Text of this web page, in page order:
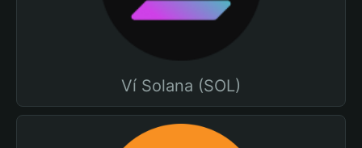
Ví Solana (SOL)